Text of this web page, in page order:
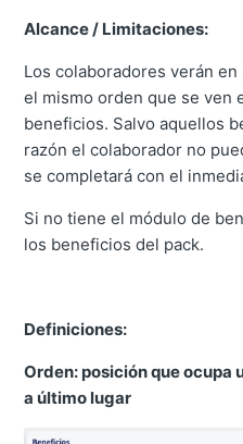
Alcance / Limitaciones:
Los colaboradores verán
el mismo orden que se ven
beneficios. Salvo aquellos
razón el colaborador no
se completará con el
Si no tiene el módulo de
los beneficios del pack.
Definiciones:
Orden: posición que ocupa
a último lugar